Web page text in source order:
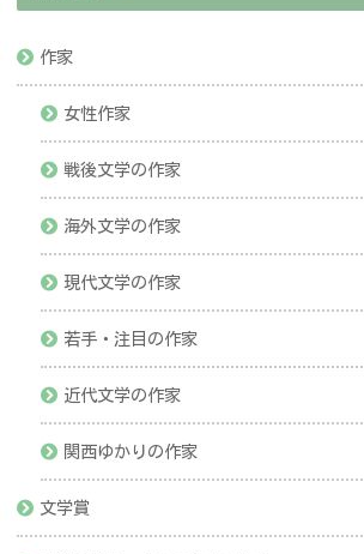
作家
女性作家
戦後文学の作家
海外文学の作家
現代文学の作家
若手・注目の作家
近代文学の作家
関西ゆかりの作家
文学賞